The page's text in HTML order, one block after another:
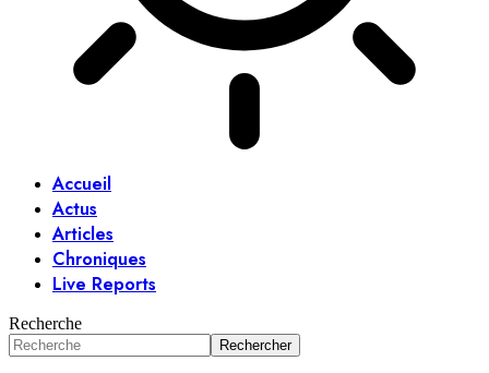
Accueil
Actus
Articles
Chroniques
Live Reports
Recherche